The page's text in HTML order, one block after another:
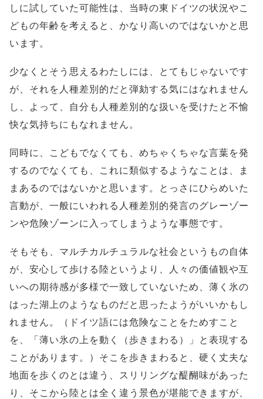
しに試していた可能性は、当時の東ドイツの状況やこ
どもの年齢を考えると、かなり高いのではないかと思
います。
少なくとそう思えるわたしには、とてもじゃないです
が、それを人種差別的だと弾劾する気にはなれません
し、よって、自分も人種差別的な扱いを受けたと不愉
快な気持ちにもなれません。
同時に、こどもでなくても、めちゃくちゃな言葉を発
するのでなくても、これに類似するようなことは、ま
まあるのではないかと思います。とっさにひらめいた
言動が、一般にいわれる人種差別的発言のグレーゾー
ンや危険ゾーンに入ってしまうような事態です。
そもそも、マルチカルチュラルな社会というもの自体
が、安心して歩ける陸というより、人々の価値観や互
いへの期待感が多様で一致していないため、薄く氷の
はった湖上のようなものだと思ったようがいいかもし
れません。（ドイツ語には危険なことをためすこと
を、「薄い氷の上を動く（歩きまわる）」と表現する
ことがあります。）そこを歩きまわると、硬く丈夫な
地面を歩くのとは違う、スリリングな醍醐味があった
り、そこから陸とは全く違う景色が堪能できますが、